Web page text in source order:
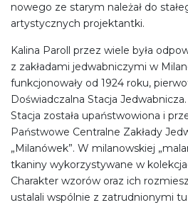
nowego ze starym należał do
artystycznych projektantki.
Kalina Paroll przez wiele była
z zakładami jedwabniczymi w
funkcjonowały od 1924 roku,
Doświadczalna Stacja
Stacja została upaństwowiona i
Państwowe Centralne Zakłady
„Milanówek”. W milanowskiej
tkaniny wykorzystywane w
Charakter wzorów oraz ich
ustalali wspólnie z zatrudnionymi tu